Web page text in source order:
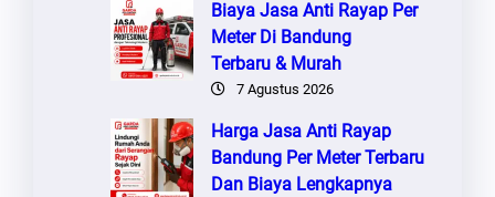
Biaya Jasa Anti Rayap Per
Meter Di Bandung
Terbaru & Murah
7 Agustus 2026
Harga Jasa Anti Rayap
Bandung Per Meter Terbaru
Dan Biaya Lengkapnya